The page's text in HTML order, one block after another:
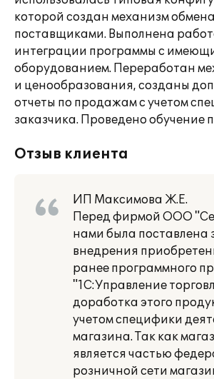
которой создан механизм
поставщиками. Выполнена
интеграции программы с
оборудованием. Переработан
и ценообразования, созданы
отчеты по продажам с учетом
заказчика. Проведено обучение
Отзыв клиента
ИП Максимова Ж.Е.
Перед фирмой ООО
нами была поставлена
внедрения
ранее программного
"1С:Управление
доработка этого
учетом специфики
магазина. Так как
является частью
розничной сети